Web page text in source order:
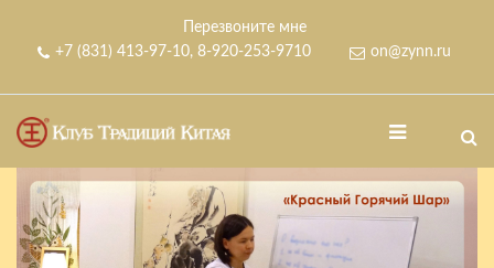
Перезвоните мне
+7 (831) 413-97-10, 8-920-253-9710 on@zynn.ru